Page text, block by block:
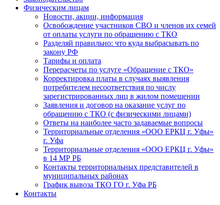
Физическим лицам
Новости, акции, информация
Освобождение участников СВО и членов их семей
от оплаты услуги по обращению с ТКО
Разделяй правильно: что куда выбрасывать по
закону РФ
Тарифы и оплата
Перерасчеты по услуге «Обращение с ТКО»
Корректировка платы в случаях выявления
потребителем несоответствия по числу
зарегистрированных лиц в жилом помещении
Заявления и договор на оказание услуг по
обращению с ТКО (с физическими лицами)
Ответы на наиболее часто задаваемые вопросы
Территориальные отделения «ООО ЕРКЦ г. Уфы»
г. Уфа
Территориальные отделения «ООО ЕРКЦ г. Уфы»
в 14 МР РБ
Контакты территориальных представителей в
муниципальных районах
График вывоза ТКО ГО г. Уфа РБ
Контакты